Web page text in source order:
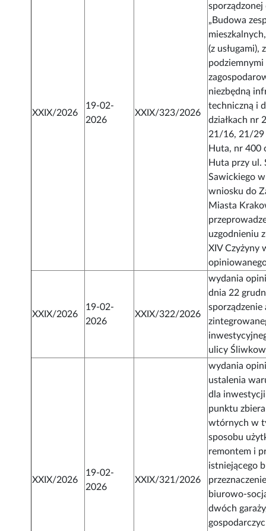
XXIX/2026
19-02-
2026
XXIX/323/2026
„Budowa
(z usługami),
podziemnymi
niezbędną
techniczną i
działkach nr
21/16, 21/29
Huta, nr 400
Huta przy ul.
Sawickiego
wniosku do
Miasta
uzgodnieniu
XIV Czyżyny
XXIX/2026
19-02-
2026
XXIX/322/2026
wydania
dnia 22
sporządzenie
ulicy
XXIX/2026
19-02-
2026
XXIX/321/2026
wydania
ustalenia
dla
punktu
wtórnych w
sposobu
remontem i
istniejącego
biurowo-
dwóch